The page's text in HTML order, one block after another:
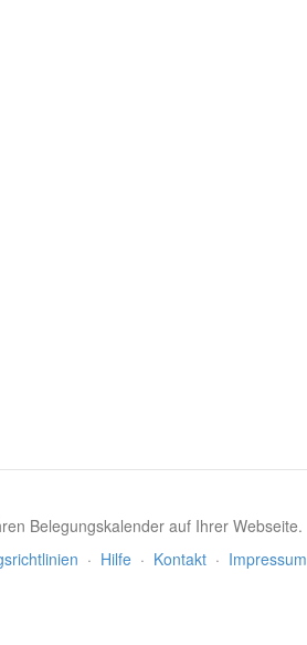
Belegungskalender auf Ihrer Webseite.
· Hilfe · Kontakt · Impressum